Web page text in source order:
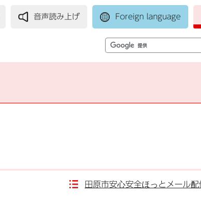
音声読み上げ Foreign language
田原市安心安全ほっとメール配